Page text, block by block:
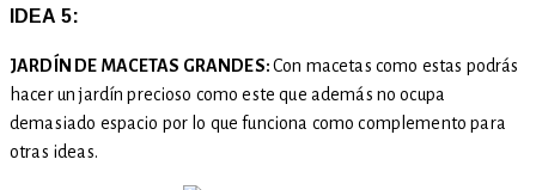
IDEA 5:
JARDÍN DE MACETAS GRANDES:Con macetas como estas podrás
hacer un jardín precioso como este que además no ocupa
demasiado espacio por lo que funciona como complemento para
otras ideas.